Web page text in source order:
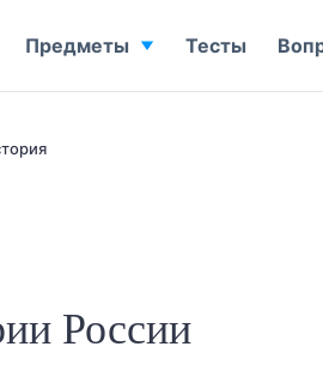
России
Предметы Тесты